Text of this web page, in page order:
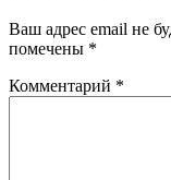
Ваш адрес email не
помечены *
Комментарий *